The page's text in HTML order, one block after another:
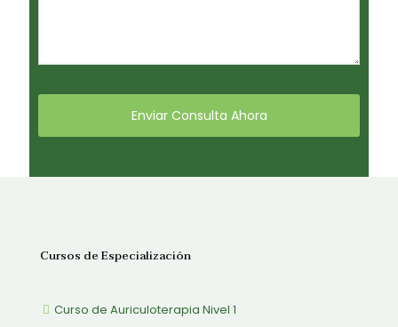
Cursos de Especialización
Curso de Auriculoterapia Nivel 1